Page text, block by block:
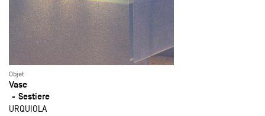
Objet
Vase
Sestiere
URQUIOLA